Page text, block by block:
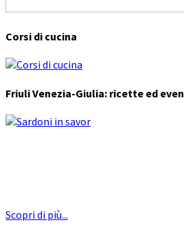
Corsi di cucina
Friuli Venezia-Giulia: ricette ed
Scopri di più...